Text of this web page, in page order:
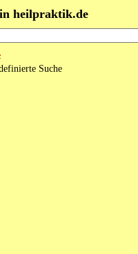
in heilpraktik.de
Suche